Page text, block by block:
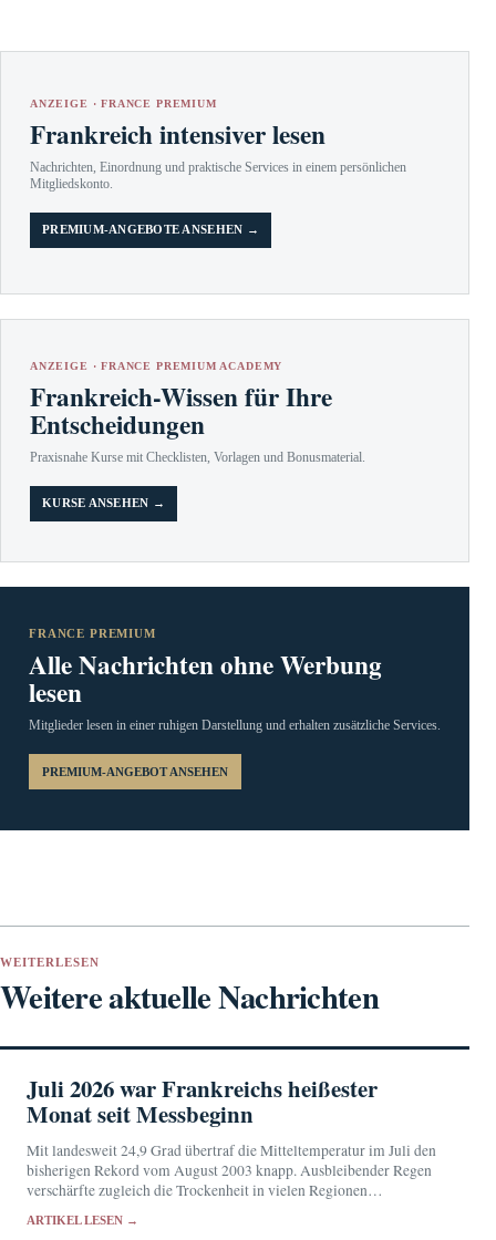
ANZEIGE · FRANCE PREMIUM
Frankreich intensiver lesen
Nachrichten, Einordnung und praktische Services in einem persönlichen
Mitgliedskonto.
PREMIUM-ANGEBOTE ANSEHEN →
ANZEIGE · FRANCE PREMIUM ACADEMY
Frankreich-Wissen für Ihre
Entscheidungen
Praxisnahe Kurse mit Checklisten, Vorlagen und Bonusmaterial.
KURSE ANSEHEN →
FRANCE PREMIUM
Alle Nachrichten ohne Werbung
lesen
Mitglieder lesen in einer ruhigen Darstellung und erhalten zusätzliche Services.
PREMIUM-ANGEBOT ANSEHEN
WEITERLESEN
Weitere aktuelle Nachrichten
Juli 2026 war Frankreichs heißester
Monat seit Messbeginn
Mit landesweit 24,9 Grad übertraf die Mitteltemperatur im Juli den
bisherigen Rekord vom August 2003 knapp. Ausbleibender Regen
verschärfte zugleich die Trockenheit in vielen Regionen
ARTIKEL LESEN →